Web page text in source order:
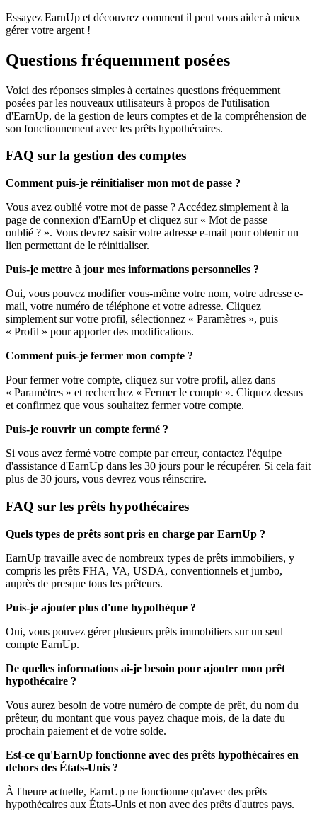
Essayez EarnUp et découvrez comment il peut vous aider à mieux
gérer votre argent !
Questions fréquemment posées
Voici des réponses simples à certaines questions fréquemment
posées par les nouveaux utilisateurs à propos de l'utilisation
d'EarnUp, de la gestion de leurs comptes et de la compréhension de
son fonctionnement avec les prêts hypothécaires.
FAQ sur la gestion des comptes
Comment puis-je réinitialiser mon mot de passe ?
Vous avez oublié votre mot de passe ? Accédez simplement à la
page de connexion d'EarnUp et cliquez sur « Mot de passe
oublié ? ». Vous devrez saisir votre adresse e-mail pour obtenir un
lien permettant de le réinitialiser.
Puis-je mettre à jour mes informations personnelles ?
Oui, vous pouvez modifier vous-même votre nom, votre adresse e-
mail, votre numéro de téléphone et votre adresse. Cliquez
simplement sur votre profil, sélectionnez « Paramètres », puis
« Profil » pour apporter des modifications.
Comment puis-je fermer mon compte ?
Pour fermer votre compte, cliquez sur votre profil, allez dans
« Paramètres » et recherchez « Fermer le compte ». Cliquez dessus
et confirmez que vous souhaitez fermer votre compte.
Puis-je rouvrir un compte fermé ?
Si vous avez fermé votre compte par erreur, contactez l'équipe
d'assistance d'EarnUp dans les 30 jours pour le récupérer. Si cela fait
plus de 30 jours, vous devrez vous réinscrire.
FAQ sur les prêts hypothécaires
Quels types de prêts sont pris en charge par EarnUp ?
EarnUp travaille avec de nombreux types de prêts immobiliers, y
compris les prêts FHA, VA, USDA, conventionnels et jumbo,
auprès de presque tous les prêteurs.
Puis-je ajouter plus d'une hypothèque ?
Oui, vous pouvez gérer plusieurs prêts immobiliers sur un seul
compte EarnUp.
De quelles informations ai-je besoin pour ajouter mon prêt
hypothécaire ?
Vous aurez besoin de votre numéro de compte de prêt, du nom du
prêteur, du montant que vous payez chaque mois, de la date du
prochain paiement et de votre solde.
Est-ce qu'EarnUp fonctionne avec des prêts hypothécaires en
dehors des États-Unis ?
À l'heure actuelle, EarnUp ne fonctionne qu'avec des prêts
hypothécaires aux États-Unis et non avec des prêts d'autres pays.